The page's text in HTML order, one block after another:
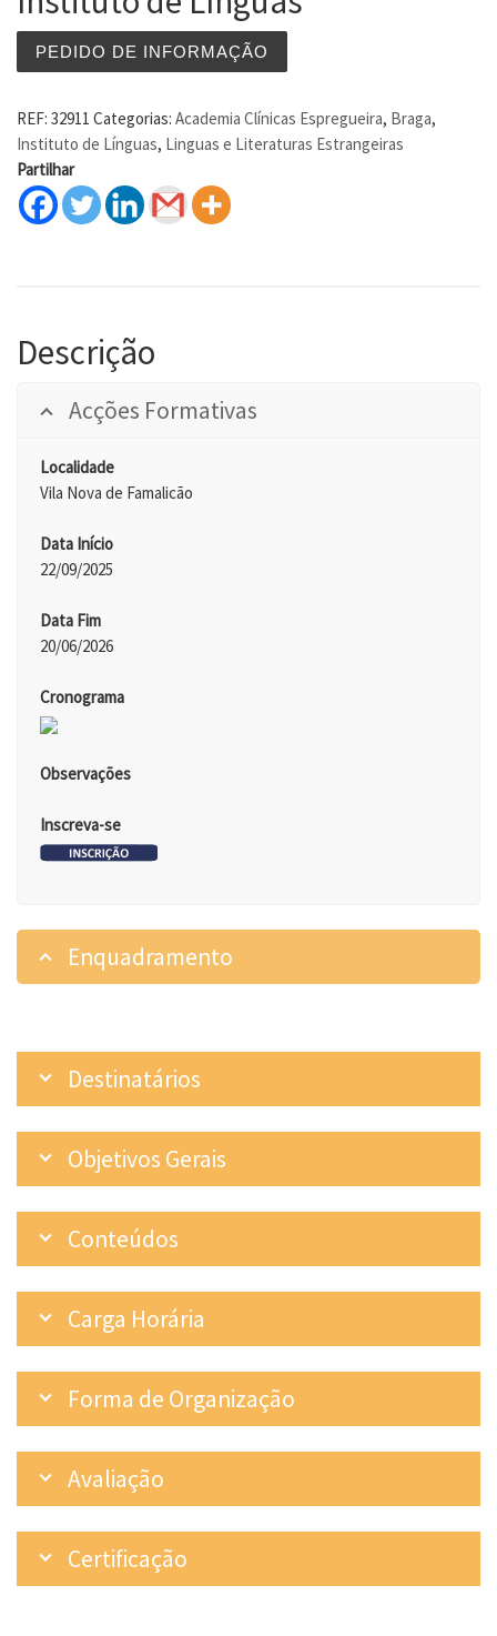
PEDIDO DE INFORMAÇÃO
REF: 32911 Categorias: Academia Clínicas Espregueira, Braga,
Instituto de Línguas, Linguas e Literaturas Estrangeiras
Partilhar
Descrição
Acções Formativas
Localidade
Vila Nova de Famalicão
Data Início
22/09/2025
Data Fim
20/06/2026
Cronograma
Observações
Inscreva-se
Enquadramento
Destinatários
Objetivos Gerais
Conteúdos
Carga Horária
Forma de Organização
Avaliação
Certificação